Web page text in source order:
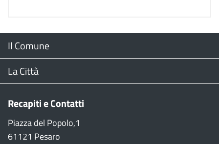
Menu
Footer
Il Comune
Il Sindaco
Consiglio Comunale
La Città
Stradario
Recapiti e Contatti
Piazza del Popolo,1
61121 Pesaro